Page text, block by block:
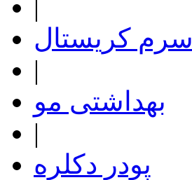
|
سرم کریستال
|
بهداشتی مو
|
پودر دکلره